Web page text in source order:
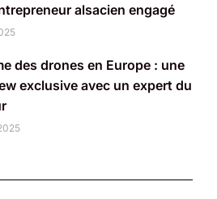
alsacien engagé
des drones en Europe : une
exclusive avec un expert du